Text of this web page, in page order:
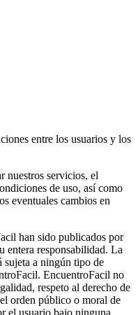
entre los usuarios y los
nuestros servicios, el
de uso, así como
eventuales cambios en
han sido publicados por
entera responsabilidad. La
sujeta a ningún tipo de
EncuentroFacil no
respeto al derecho de
orden público o moral de
el usuario bajo ninguna